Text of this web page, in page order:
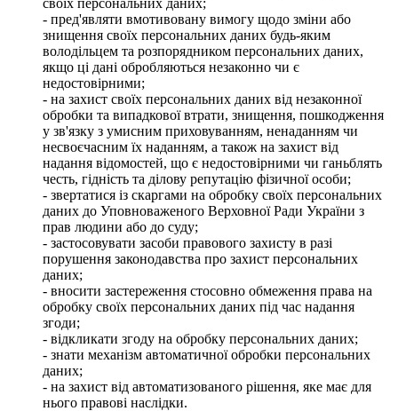
- пред'являти вмотивовану вимогу щодо зміни або
знищення своїх персональних даних будь-яким
володільцем та розпорядником персональних даних,
якщо ці дані обробляються незаконно чи є
недостовірними;
- на захист своїх персональних даних від незаконної
обробки та випадкової втрати, знищення, пошкодження
у зв'язку з умисним приховуванням, ненаданням чи
несвоєчасним їх наданням, а також на захист від
надання відомостей, що є недостовірними чи ганьблять
честь, гідність та ділову репутацію фізичної особи;
- звертатися із скаргами на обробку своїх персональних
даних до Уповноваженого Верховної Ради України з
прав людини або до суду;
- застосовувати засоби правового захисту в разі
порушення законодавства про захист персональних
даних;
- вносити застереження стосовно обмеження права на
обробку своїх персональних даних під час надання
згоди;
- відкликати згоду на обробку персональних даних;
- знати механізм автоматичної обробки персональних
даних;
- на захист від автоматизованого рішення, яке має для
нього правові наслідки.